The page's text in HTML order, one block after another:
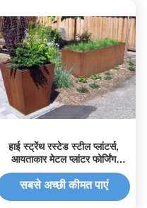
हाई स्ट्रेंथ रस्टेड स्टील प्लांटर्स,
आयताकार मेटल प्लांटर फोर्जिंग
तकनीक
सबसे अच्छी कीमत पाएं